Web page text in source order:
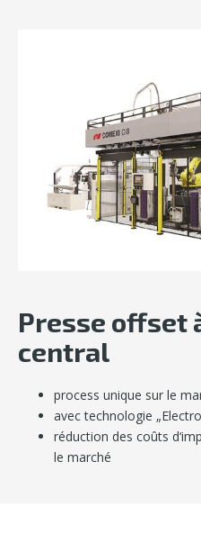
Presse offset
central
process unique sur le
avec technologie
réduction des coûts
le marché